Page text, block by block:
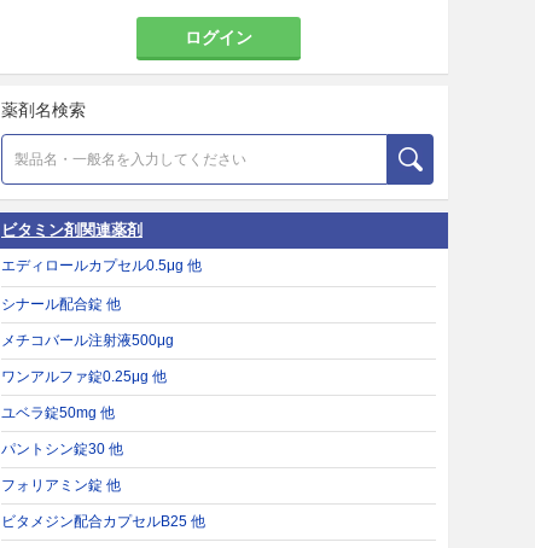
ログイン
薬剤名検索
ビタミン剤関連薬剤
エディロールカプセル0.5μg 他
シナール配合錠 他
メチコバール注射液500μg
ワンアルファ錠0.25μg 他
ユベラ錠50mg 他
パントシン錠30 他
フォリアミン錠 他
ビタメジン配合カプセルB25 他